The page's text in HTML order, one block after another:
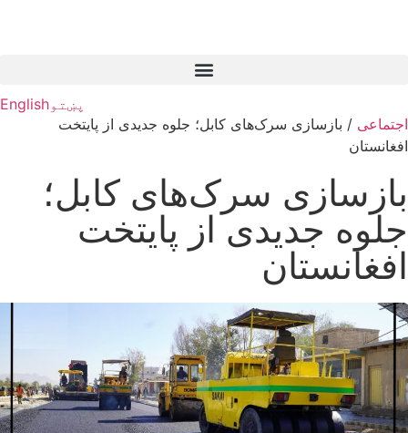
پښتوEnglish
اجتماعی / بازسازی سرک‌های کابل؛ جلوه جدیدی از پایتخت
افغانستان
بازسازی سرک‌های کابل؛
جلوه جدیدی از پایتخت
افغانستان